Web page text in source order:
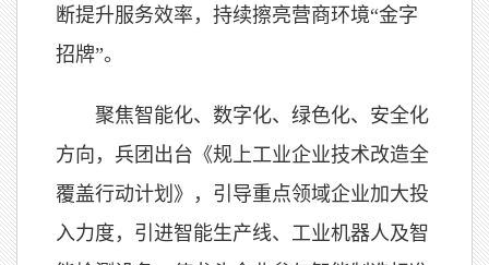
断提升服务效率，持续擦亮营商环境“金字
招牌”。
聚焦智能化、数字化、绿色化、安全化
方向，兵团出台《规上工业企业技术改造全
覆盖行动计划》，引导重点领域企业加大投
入力度，引进智能生产线、工业机器人及智